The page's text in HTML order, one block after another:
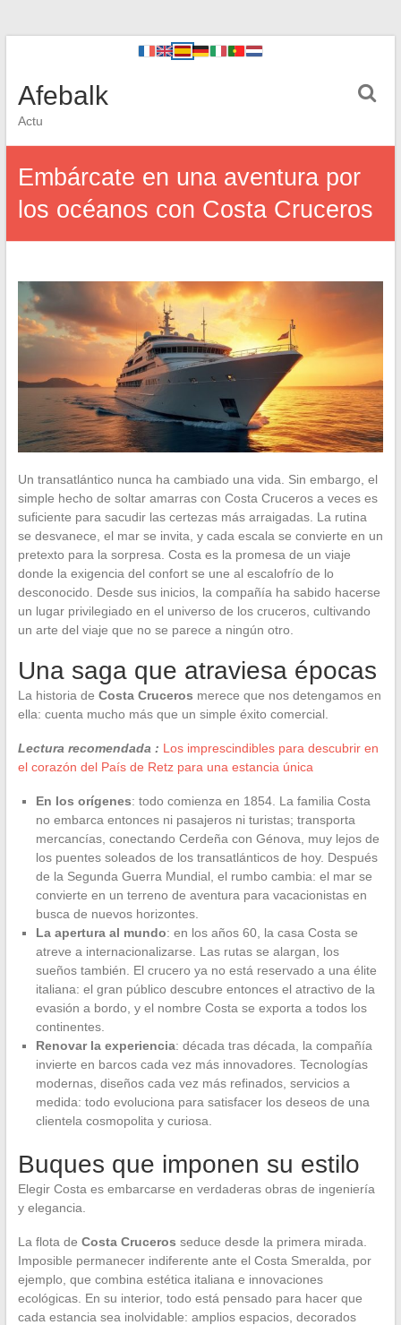
Afebalk
Actu
Embárcate en una aventura por
los océanos con Costa Cruceros
Un transatlántico nunca ha cambiado una vida. Sin embargo, el
simple hecho de soltar amarras con Costa Cruceros a veces es
suficiente para sacudir las certezas más arraigadas. La rutina
se desvanece, el mar se invita, y cada escala se convierte en un
pretexto para la sorpresa. Costa es la promesa de un viaje
donde la exigencia del confort se une al escalofrío de lo
desconocido. Desde sus inicios, la compañía ha sabido hacerse
un lugar privilegiado en el universo de los cruceros, cultivando
un arte del viaje que no se parece a ningún otro.
Una saga que atraviesa épocas
La historia de Costa Cruceros merece que nos detengamos en
ella: cuenta mucho más que un simple éxito comercial.
Lectura recomendada : Los imprescindibles para descubrir en
el corazón del País de Retz para una estancia única
En los orígenes: todo comienza en 1854. La familia Costa
no embarca entonces ni pasajeros ni turistas; transporta
mercancías, conectando Cerdeña con Génova, muy lejos de
los puentes soleados de los transatlánticos de hoy. Después
de la Segunda Guerra Mundial, el rumbo cambia: el mar se
convierte en un terreno de aventura para vacacionistas en
busca de nuevos horizontes.
La apertura al mundo: en los años 60, la casa Costa se
atreve a internacionalizarse. Las rutas se alargan, los
sueños también. El crucero ya no está reservado a una élite
italiana: el gran público descubre entonces el atractivo de la
evasión a bordo, y el nombre Costa se exporta a todos los
continentes.
Renovar la experiencia: década tras década, la compañía
invierte en barcos cada vez más innovadores. Tecnologías
modernas, diseños cada vez más refinados, servicios a
medida: todo evoluciona para satisfacer los deseos de una
clientela cosmopolita y curiosa.
Buques que imponen su estilo
Elegir Costa es embarcarse en verdaderas obras de ingeniería
y elegancia.
La flota de Costa Cruceros seduce desde la primera mirada.
Imposible permanecer indiferente ante el Costa Smeralda, por
ejemplo, que combina estética italiana e innovaciones
ecológicas. En su interior, todo está pensado para hacer que
cada estancia sea inolvidable: amplios espacios, decorados